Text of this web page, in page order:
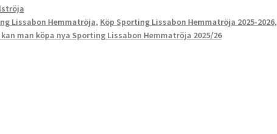
Lissabon Hemmatröja, Köp Sporting Lissabon Hemmatröja 2025-2026,
kan man köpa nya Sporting Lissabon Hemmatröja 2025/26